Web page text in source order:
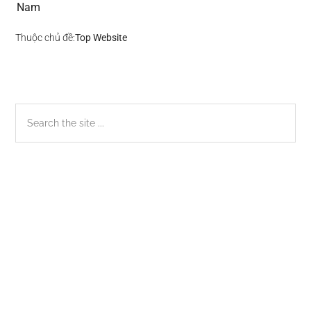
Nam
Thuộc chủ đề:Top Website
Sidebar
chính
the